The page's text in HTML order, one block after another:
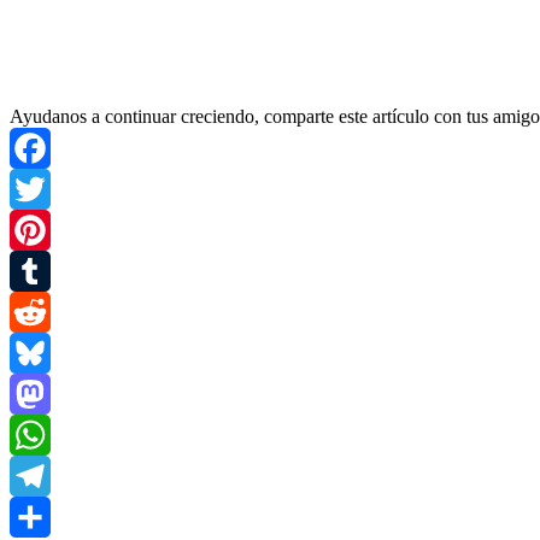
Ayudanos a continuar creciendo, comparte este artículo con tus
Facebook
Twitter
Pinterest
Tumblr
Reddit
Bluesky
Mastodon
WhatsApp
Telegram